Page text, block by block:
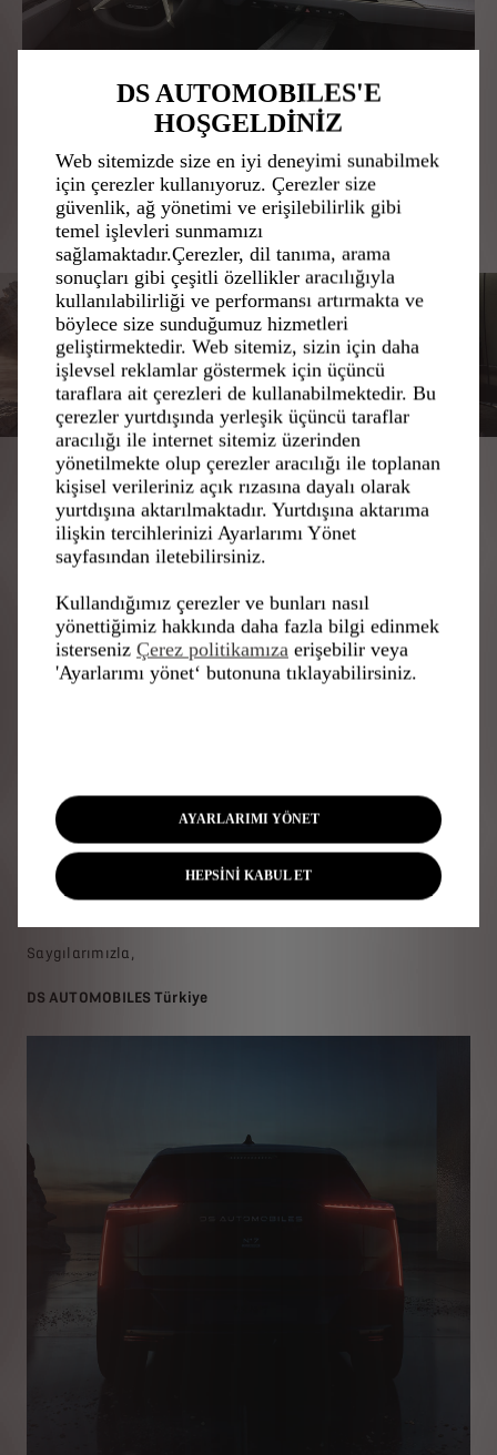
N°7'nin gelişini yakından takip
edin.
Size özel bu ayrıcalıklı deneyim; perde arkasındaki
detaylar ve ilham kaynaklarını bir araya getiriyor.
IÇIN TEŞEKKÜR EDERIZ.
DS AUTOMOBILES’ın rafine tasarım anlayışını ve ileri
teknolojisini yansıtan bu yeni modele dair gelişmeleri,
Saygılarımızla,
DS AUTOMOBILES Türkiye
DS AUTOMOBILES'E
HOŞGELDİNİZ
Web sitemizde size en iyi deneyimi sunabilmek
için çerezler kullanıyoruz. Çerezler size
güvenlik, ağ yönetimi ve erişilebilirlik gibi
temel işlevleri sunmamızı
sağlamaktadır.Çerezler, dil tanıma, arama
sonuçları gibi çeşitli özellikler aracılığıyla
kullanılabilirliği ve performansı artırmakta ve
böylece size sunduğumuz hizmetleri
geliştirmektedir. Web sitemiz, sizin için daha
işlevsel reklamlar göstermek için üçüncü
taraflara ait çerezleri de kullanabilmektedir. Bu
çerezler yurtdışında yerleşik üçüncü taraflar
aracılığı ile internet sitemiz üzerinden
yönetilmekte olup çerezler aracılığı ile toplanan
kişisel verileriniz açık rızasına dayalı olarak
yurtdışına aktarılmaktadır. Yurtdışına aktarıma
ilişkin tercihlerinizi Ayarlarımı Yönet
sayfasından iletebilirsiniz.
Kullandığımız çerezler ve bunları nasıl
yönettiğimiz hakkında daha fazla bilgi edinmek
isterseniz Çerez politikamıza erişebilir veya
'Ayarlarımı yönet‘ butonuna tıklayabilirsiniz.
AYARLARIMI YÖNET
HEPSİNİ KABUL ET